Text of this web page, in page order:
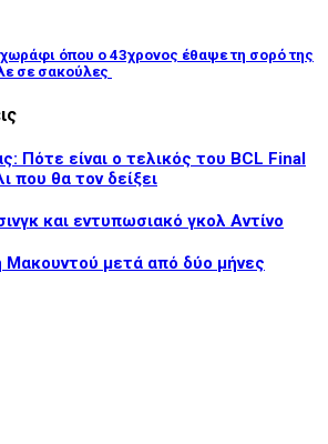
όπου ο 43χρονος έθαψε τη σορό της
σε σακούλες
Πότε είναι ο τελικός του BCL Final
που θα τον δείξει
και εντυπωσιακό γκολ Αντίνο
μετά από δύο μήνες